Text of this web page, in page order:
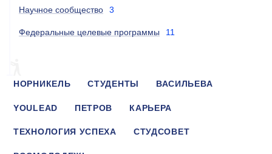
Научное сообщество 3
Федеральные целевые программы 11
НОРНИКЕЛЬ СТУДЕНТЫ ВАСИЛЬЕВА
YOULEAD ПЕТРОВ КАРЬЕРА
ТЕХНОЛОГИЯ УСПЕХА СТУДСОВЕТ